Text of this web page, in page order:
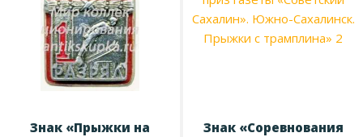
Знак «Прыжки на
Знак «Соревнования